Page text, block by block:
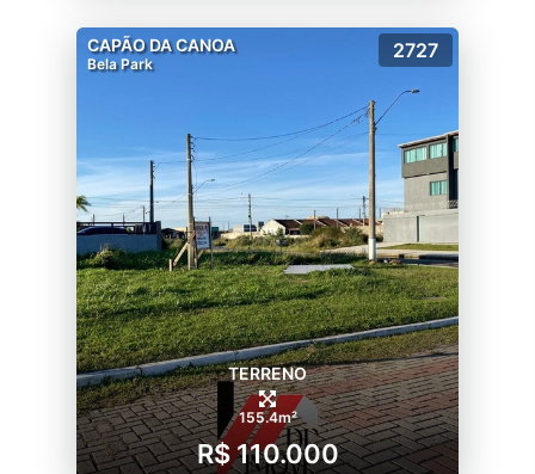
CAPÃO DA CANOA
Bela Park
2727
TERRENO
155.4m²
R$ 110.000